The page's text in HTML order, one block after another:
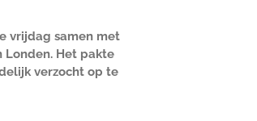
vrijdag samen met
Londen. Het pakte
verzocht op te